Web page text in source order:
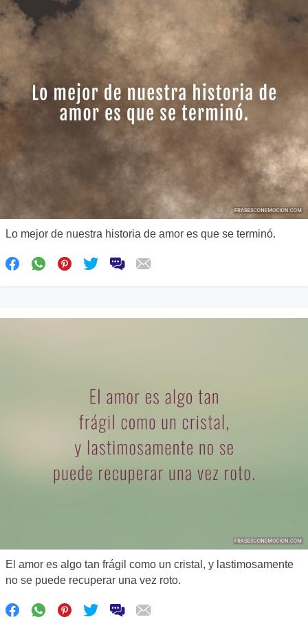
Lo mejor de nuestra historia de amor es que se terminó.
El amor es algo tan frágil como un cristal, y lastimosamente
no se puede recuperar una vez roto.